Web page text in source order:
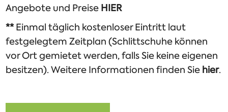
Angebote und Preise HIER
**Einmal täglich kostenloser Eintritt laut
festgelegtem Zeitplan (Schlittschuhe können
vor Ort gemietet werden, falls Sie keine eigenen
besitzen). Weitere Informationen finden Sie hier.